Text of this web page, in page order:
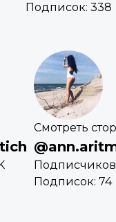
Подписок: 338
Смотреть
Подписчиков:
Подписок: 74